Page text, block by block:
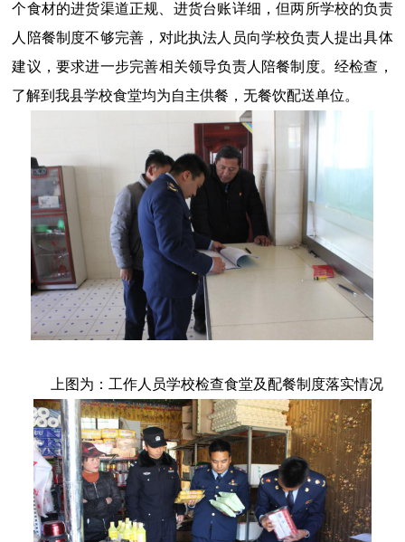
个食材的进货渠道正规、进货台账详细，但两所学校的负责
人陪餐制度不够完善，对此执法人员向学校负责人 提出具体
建议，要求进一步完善相关领导负责人陪餐制度。经检查，
了解到我县学校食堂均为自主供餐，无餐饮配送单位。
上图为：工作人员学校检查食堂及配餐制度落实情况